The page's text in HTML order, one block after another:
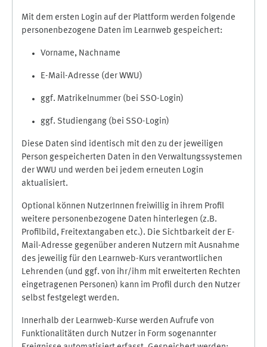
Mit dem ersten Login auf der Plattform werden folgende
personenbezogene Daten im Learnweb gespeichert:
Vorname, Nachname
E-Mail-Adresse (der WWU)
ggf. Matrikelnummer (bei SSO-Login)
ggf. Studiengang (bei SSO-Login)
Diese Daten sind identisch mit den zu der jeweiligen
Person gespeicherten Daten in den Verwaltungssystemen
der WWU und werden bei jedem erneuten Login
aktualisiert.
Optional können NutzerInnen freiwillig in ihrem Profil
weitere personenbezogene Daten hinterlegen (z.B.
Profilbild, Freitextangaben etc.). Die Sichtbarkeit der E-
Mail-Adresse gegenüber anderen Nutzern mit Ausnahme
des jeweilig für den Learnweb-Kurs verantwortlichen
Lehrenden (und ggf. von ihr/ihm mit erweiterten Rechten
eingetragenen Personen) kann im Profil durch den Nutzer
selbst festgelegt werden.
Innerhalb der Learnweb-Kurse werden Aufrufe von
Funktionalitäten durch Nutzer in Form sogenannter